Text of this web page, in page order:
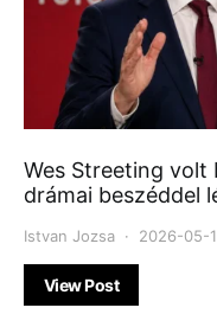
Wes Streeting volt
drámai beszéddel
Istvan Jozsa 2026-05-
View Post